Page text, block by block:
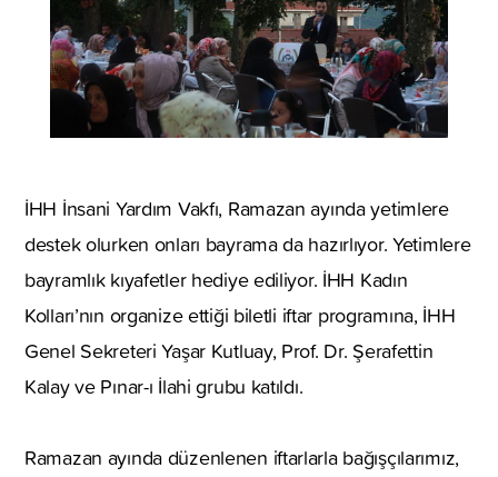
İHH İnsani Yardım Vakfı, Ramazan ayında yetimlere
destek olurken onları bayrama da hazırlıyor. Yetimlere
bayramlık kıyafetler hediye ediliyor. İHH Kadın
Kolları’nın organize ettiği biletli iftar programına, İHH
Genel Sekreteri Yaşar Kutluay, Prof. Dr. Şerafettin
Kalay ve Pınar-ı İlahi grubu katıldı.
Ramazan ayında düzenlenen iftarlarla bağışçılarımız,